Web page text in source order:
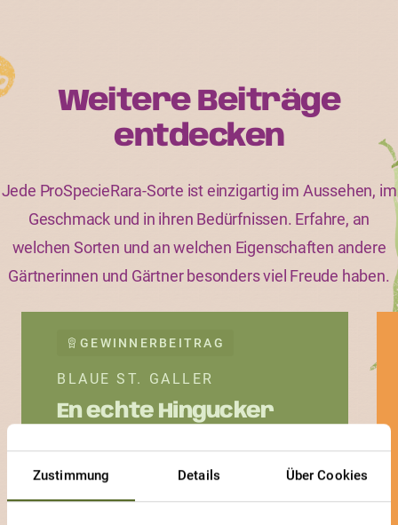
Zustimmung Details Über Cookies
Weitere Beiträge
entdecken
Jede ProSpecieRara-Sorte ist einzigartig im Aussehen, im
Geschmack und in ihren Bedürfnissen. Erfahre, an
welchen Sorten und an welchen Eigenschaften andere
Gärtnerinnen und Gärtner besonders viel Freude haben.
GEWINNERBEITRAG
BLAUE ST. GALLER
En echte Hingucker